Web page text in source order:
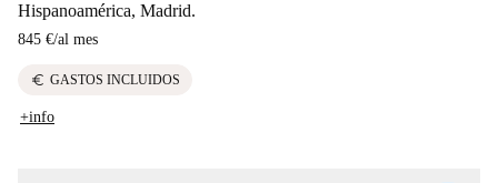
Hispanoamérica, Madrid.
845 €/al mes
euro GASTOS INCLUIDOS
+info